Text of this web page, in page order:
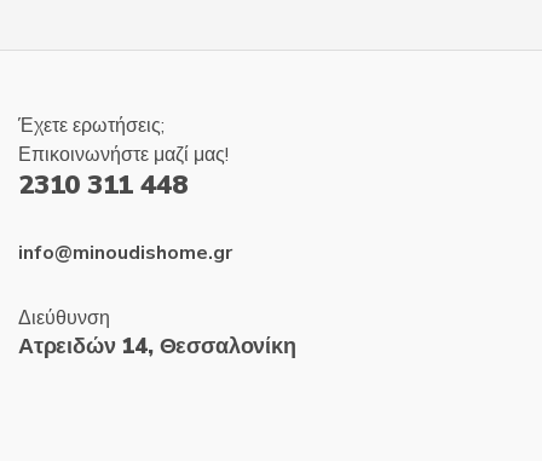
Έχετε ερωτήσεις;
Επικοινωνήστε μαζί μας!
2310 311 448
info@minoudishome.gr
Διεύθυνση
Ατρειδών 14, Θεσσαλονίκη